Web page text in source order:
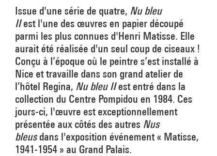
Issue d'une série de quatre, Nu bleu
II est l'une des œuvres en papier découpé
parmi les plus connues d'Henri Matisse. Elle
aurait été réalisée d'un seul coup de ciseaux !
Conçu à l’époque où le peintre s’est installé à
Nice et travaille dans son grand atelier de
l’hôtel Regina, Nu bleu IIest entré dans la
collection du Centre Pompidou en 1984. Ces
jours-ci, l'œuvre est exceptionnellement
présentée aux côtés des autres Nus
bleusdans l'exposition événement « Matisse,
1941-1954 » au Grand Palais.